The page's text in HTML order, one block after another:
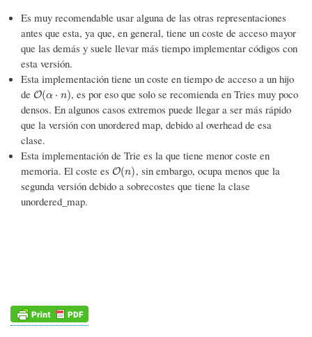
Es muy recomendable usar alguna de las otras representaciones
antes que esta, ya que, en general, tiene un coste de acceso mayor
que las demás y suele llevar más tiempo implementar códigos con
esta versión.
Esta implementación tiene un coste en tiempo de acceso a un hijo
de O(α ⋅ n)
O(α⋅ n )
, es por eso que solo se recomienda en Tries muy poco
densos. En algunos casos extremos puede llegar a ser más rápido
que la versión con unordered map, debido al overhead de esa
clase.
Esta implementación de Trie es la que tiene menor coste en
memoria. El coste es O(n)
O(n) , sin embargo, ocupa menos que la
segunda versión debido a sobrecostes que tiene la clase
unordered_map.